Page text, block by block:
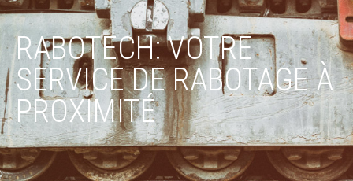
RABOTECH: VOTRE
SERVICE DE RABOTAGE À
PROXIMITÉ